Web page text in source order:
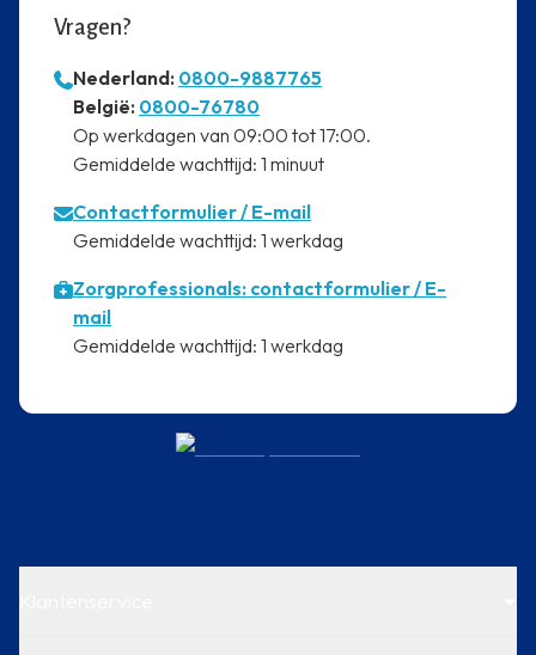
Vragen?
Nederland: 0800-9887765
⁠België: 0800-76780
⁠Op werkdagen van 09:00 tot 17:00.
⁠Gemiddelde wachttijd: 1 minuut
Contactformulier/ E-mail
⁠Gemiddelde wachttijd: 1 werkdag
Zorgprofessionals: contactformulier / E-
mail
⁠Gemiddelde wachttijd: 1 werkdag